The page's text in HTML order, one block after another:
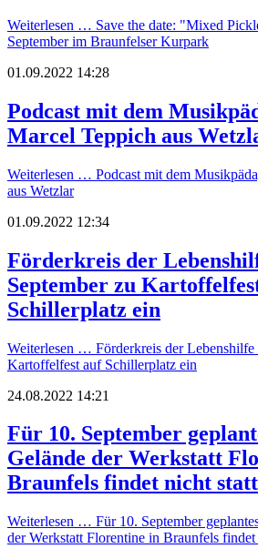
Weiterlesen … Save the date: "Mixed
September im Braunfelser Kurpark
01.09.2022 14:28
Podcast mit dem
Marcel Teppich aus
Weiterlesen … Podcast mit dem
aus Wetzlar
01.09.2022 12:34
Förderkreis der
September zu
Schillerplatz ein
Weiterlesen … Förderkreis der Lebenshilfe
Kartoffelfest auf Schillerplatz ein
24.08.2022 14:21
Für 10. September
Gelände der Werkstatt
Braunfels findet nicht statt
Weiterlesen … Für 10. September
der Werkstatt Florentine in Braunfels findet